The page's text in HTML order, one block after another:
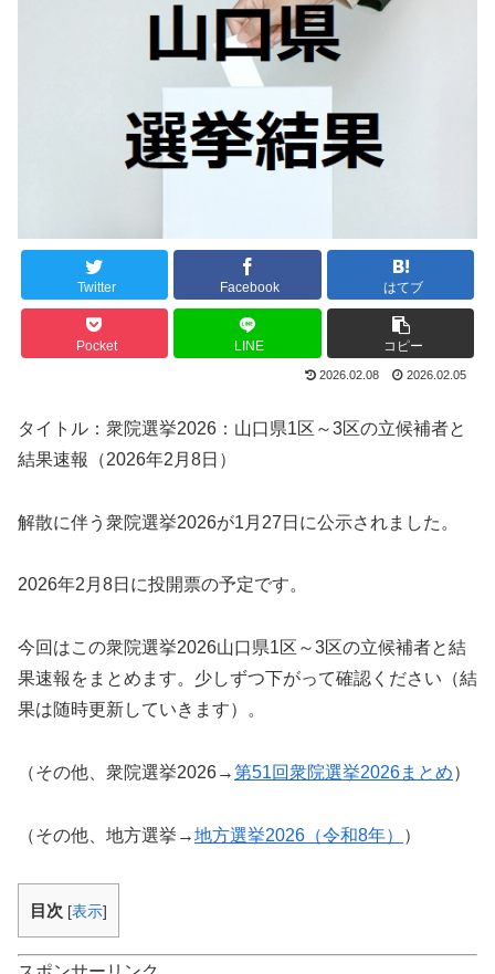
Twitter Facebook はてブ
Pocket LINE コピー
2026.02.08 2026.02.05
タイトル：衆院選挙2026：山口県1区～3区の立候補者と
結果速報（2026年2月8日）
解散に伴う衆院選挙2026が1月27日に公示されました。
2026年2月8日に投開票の予定です。
今回はこの衆院選挙2026山口県1区～3区の立候補者と結
果速報をまとめます。少しずつ下がって確認ください（結
果は随時更新していきます）。
（その他、衆院選挙2026→第51回衆院選挙2026まとめ）
（その他、地方選挙→地方選挙2026（令和8年） ）
目次 [表示]